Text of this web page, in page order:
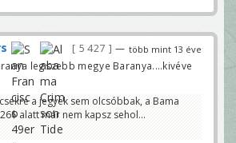
több mint 13 éve
5 427
—
legszebb megye Baranya....kivéve
a jegyek sem olcsóbbak, a Bama
alatt már nem kapsz sehol...